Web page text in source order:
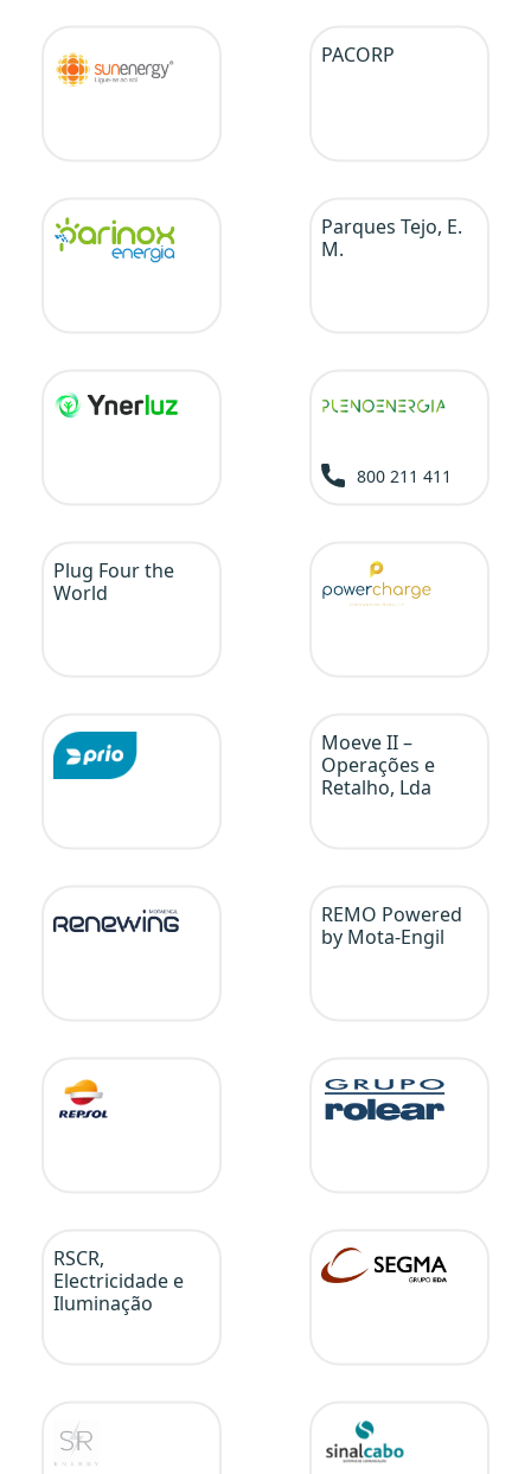
PACORP
Parques Tejo, E.
M.
800 211 411
Plug Four the
World
Moeve II –
Operações e
Retalho, Lda
REMO Powered
by Mota-Engil
RSCR,
Electricidade e
Iluminação